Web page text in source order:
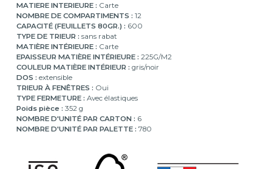
MATIERE INTERIEURE : Carte
NOMBRE DE COMPARTIMENTS : 12
CAPACITÉ (FEUILLETS 80GR.) : 600
TYPE DE TRIEUR : sans rabat
MATIÈRE INTÉRIEURE : Carte
EPAISSEUR MATIÈRE INTÉRIEURE : 225G/M2
COULEUR MATIÈRE INTÉRIEUR : gris/noir
DOS : extensible
TRIEUR À FENÊTRES : Oui
TYPE FERMETURE : Avec élastiques
Poids pièce : 352 g
NOMBRE D'UNITÉ PAR CARTON : 6
NOMBRE D'UNITÉ PAR PALETTE : 780